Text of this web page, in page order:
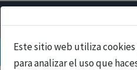
Este sitio web utiliza
para analizar el uso que